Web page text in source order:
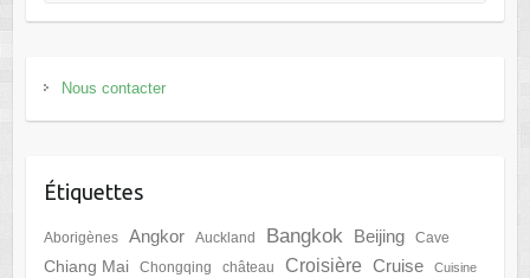
Nous contacter
Étiquettes
Aborigènes Angkor Auckland Bangkok Beijing Cave
Chiang Mai Chongqing château Croisière Cruise Cuisine